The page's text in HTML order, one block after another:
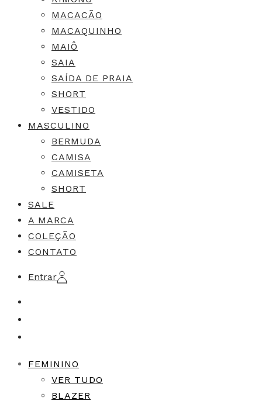
MACACÃO
MACAQUINHO
MAIÔ
SAIA
SAÍDA DE PRAIA
SHORT
VESTIDO
MASCULINO
BERMUDA
CAMISA
CAMISETA
SHORT
SALE
A MARCA
COLEÇÃO
CONTATO
Entrar
FEMININO
VER TUDO
BLAZER